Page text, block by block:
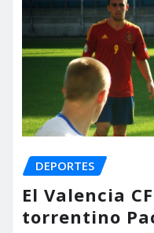
DEPORTES
El Valencia
torrentino